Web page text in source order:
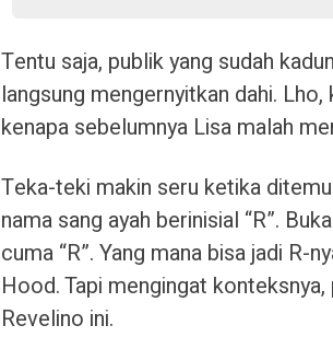
Tentu saja, publik yang sudah
langsung mengernyitkan dahi.
kenapa sebelumnya Lisa malah
Teka-teki makin seru ketika
nama sang ayah berinisial “R”.
cuma “R”. Yang mana bisa jadi R-
Hood. Tapi mengingat
Revelino ini.